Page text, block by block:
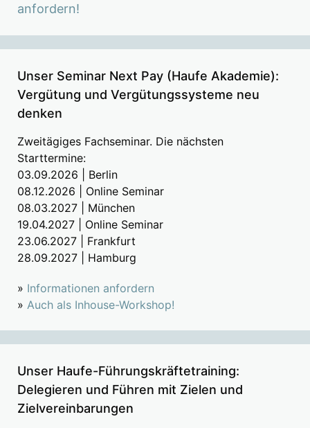
anfordern!
Unser Seminar Next Pay (Haufe Akademie):
Vergütung und Vergütungssysteme neu
denken
Zweitägiges Fachseminar. Die nächsten
Starttermine:
03.09.2026 | Berlin
08.12.2026 | Online Seminar
08.03.2027 | München
19.04.2027 | Online Seminar
23.06.2027 | Frankfurt
28.09.2027 | Hamburg
» Informationen anfordern
» Auch als Inhouse-Workshop!
Unser Haufe-Führungskräftetraining:
Delegieren und Führen mit Zielen und
Zielvereinbarungen